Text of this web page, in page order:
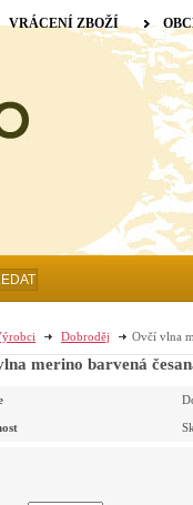
Dobroděj Ovčí vlna
merino barvená
VRÁCENÍ ZBOŽÍ